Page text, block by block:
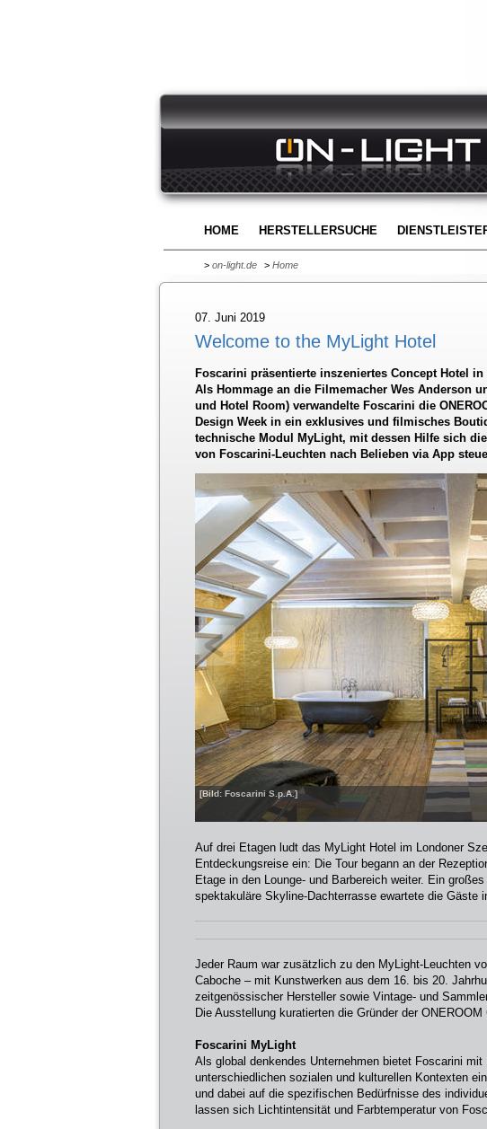
HOME HERSTELLERSUCHE
> on-light.de > Home
07. Juni 2019
Welcome to the MyLight Hotel
Foscarini präsentierte inszeniertes Concept Hotel
Als Hommage an die Filmemacher Wes Anderson
und Hotel Room) verwandelte Foscarini die
Design Week in ein exklusives und filmisches
technische Modul MyLight, mit dessen Hilfe sich
von Foscarini-Leuchten nach Belieben via App
[Bild: Foscarini S.p.A.]
Auf drei Etagen ludt das MyLight Hotel im Londoner
Entdeckungsreise ein: Die Tour begann an der
Etage in den Lounge- und Barbereich weiter. Ein
spektakuläre Skyline-Dachterrasse ewartete die Gäste
Jeder Raum war zusätzlich zu den MyLight-Leuchten
Caboche – mit Kunstwerken aus dem 16. bis 20.
zeitgenössischer Hersteller sowie Vintage- und
Die Ausstellung kuratierten die Gründer der
Foscarini MyLight
Als global denkendes Unternehmen bietet Foscarini
unterschiedlichen sozialen und kulturellen Kontexten
und dabei auf die spezifischen Bedürfnisse des
lassen sich Lichtintensität und Farbtemperatur von